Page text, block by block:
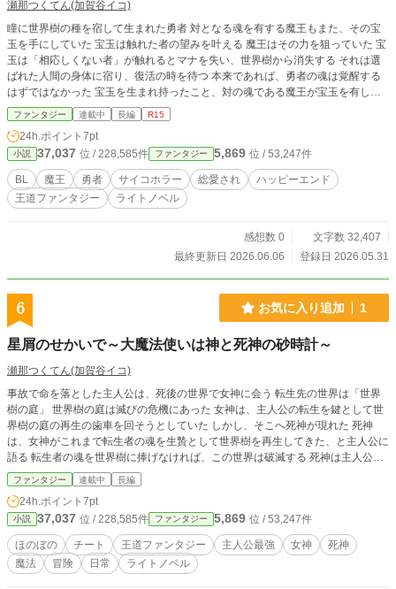
瀬那つくてん(加賀谷イコ)
瞳に世界樹の種を宿して生まれた勇者 対となる魂を有する魔王もまた、その宝
玉を手にしていた 宝玉は触れた者の望みを叶える 魔王はその力を狙っていた 宝
玉は「相応しくない者」が触れるとマナを失い、世界樹から消失する それは選
ばれた人間の身体に宿り、復活の時を待つ 本来であれば、勇者の魂は覚醒する
はずではなかった 宝玉を生まれ持ったこと、対の魂である魔王が宝玉を有して
いたことで、勇者は戦いたくもないのに戦わなければならなくなった だが、勇
者には、他に選択肢はなかった 自ら閉ざした勇者の運命は宝玉によって覆され
る 世界から捨てられた勇者を元魔王が拾う 元魔王は、対の魂を有する勇者を愛
するようになっていた すべてに失望していた勇者は、愛されることに慣れてい
なかった 宝玉は、最高神アーテルから最初の勇者アナスタシアへの贈り物だっ
た だが、果たしてそれは本当に贈り物だったのだろうか 【王道ファンタジー×
サイコホラー】 過去作のリメイク版です 「イフの葬列～天使は人の子を愛す
説家になろう、カクヨムにも掲載 ＊同人誌版1巻 頒布中
ファンタジー 連載中 長編 R15
24h.ポイント 7pt
小説 37,037 位 / 228,585件 ファンタジー 5,869 位 / 53,247件
BL 魔王 勇者 サイコホラー 総愛され
ハッピーエンド
王道ファンタジー
ライトノベル
感想数 0
文字数 32,407
最終更新日 2026.06.06
登録日 2026.05.31
6 お気に入り追加 1
星屑のせかいで～大魔法使いは神と死神の砂時計～
瀬那つくてん(加賀谷イコ)
事故で命を落とした主人公は、死後の世界で女神に会う 転生先の世界は「世界
樹の庭」 世界樹の庭は滅びの危機にあった 女神は、主人公の転生を鍵として世
界樹の庭の再生の歯車を回そうとしていた しかし、そこへ死神が現れた 死神
は、女神がこれまで転生者の魂を生贄として世界樹を再生してきた、と主人公に
語る 転生者の魂を世界樹に捧げなければ、この世界は破滅する 死神は主人公に
祝福を与え、この世界の命運を託した 主人公に与えられた名はウォーロック こ
の世界の運命を決める旅が、いつの間にかこの世界を存分に楽しむだけの旅にな
っていたとしても、女神も死神も不介入 同じ転生者のスクワイアとともに、ウ
ォーロックは世界樹の庭の各地を巡る ＊小説家になろう、カクヨムにも掲載中
ファンタジー 連載中 長編
24h.ポイント 7pt
小説 37,037 位 / 228,585件 ファンタジー 5,869 位 / 53,247件
ほのぼの チート 王道ファンタジー 主人公最強 女神
死神
魔法
冒険 日常 ライトノベル